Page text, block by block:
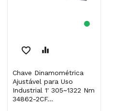
favorite_border equalizer
Chave Dinamométrica
Ajustável para Uso
Industrial 1' 305~1322 Nm
34862-2CF...